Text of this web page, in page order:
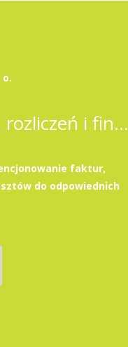
o.
Specjalista / Specjalistka ds. rozliczeń i finansów
faktur,
do odpowiednich